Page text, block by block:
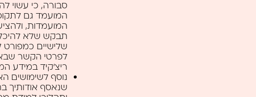
סבורה, כי עשוי
המועמד גם
המועמדות,
תבקש שלא
שלישיים
לפרטי הקשר
ריצ’קיד במידע
נוסף לשימושים